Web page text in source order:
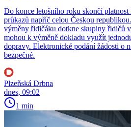
Do konce letošního roku skončí
průkazů napříč celou Českou
výměny řidičáku dotkne skupiny řidičů
mohou k výměně dokladu využít
dopravy. Elektronické podání žádosti o
bezpečné.
Plzeňská Drbna
dnes, 09:02
1 min